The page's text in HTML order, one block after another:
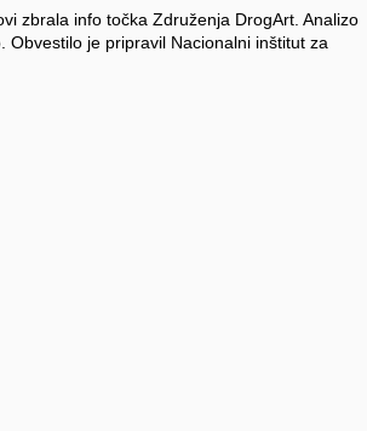
zbrala info točka Združenja DrogArt. Analizo
je pripravil Nacionalni inštitut za